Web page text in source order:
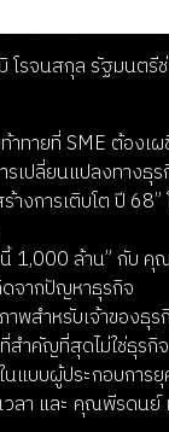
โรจนสกุล รัฐมนต
ท้าทายที่ SME ต้อ
เปลี่ยนแปลงทางธุร
างการเติบโต ปี
1,000 ล้าน” กับ
จากปัญหาธุรกิจ
พสําหรับเจ้าของธุ
ำคัญที่สุดไม่ใช่ธุรกิ
นแบบผู้ประกอบกา
ลา และ คุณพีรดนย์